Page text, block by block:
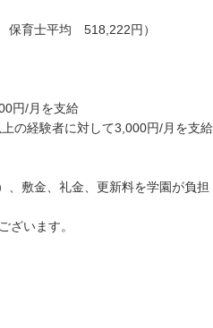
保育士平均 518,222円）
円/月を支給
の経験者に対して3,000円/月を支給
、敷金、礼金、更新料を学園が負担
ざいます。